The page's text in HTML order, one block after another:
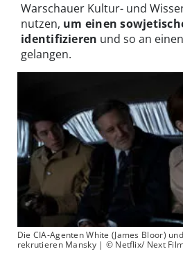
Warschauer Kultur- und
nutzen, um einen
identifizieren und so an
gelangen.
Die CIA-Agenten White (James Bloor)
rekrutieren Mansky | © Netflix/ Next